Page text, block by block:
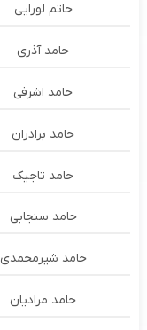
حاتم لورایی
حامد آذری
حامد اشرفی
حامد برادران
حامد تاجیک
حامد سنجابی
حامد شیرمحمدی
حامد مرادیان